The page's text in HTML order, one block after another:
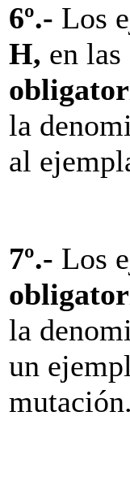
6º.- Los
H, en las
la
al
7º.- Los
la
un
mutación.